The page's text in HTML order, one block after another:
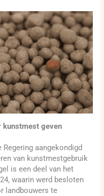
geven
aangekondigd
van kunstmestgebruik
is een deel van het
waarin werd besloten
landbouwers te